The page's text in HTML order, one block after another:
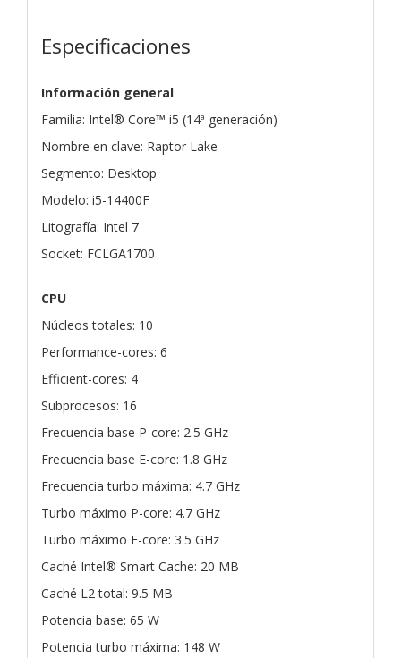
Especificaciones
Información general
Familia: Intel® Core™ i5 (14ª generación)
Nombre en clave: Raptor Lake
Segmento: Desktop
Modelo: i5-14400F
Litografía: Intel 7
Socket: FCLGA1700
CPU
Núcleos totales: 10
Performance-cores: 6
Efficient-cores: 4
Subprocesos: 16
Frecuencia base P-core: 2.5 GHz
Frecuencia base E-core: 1.8 GHz
Frecuencia turbo máxima: 4.7 GHz
Turbo máximo P-core: 4.7 GHz
Turbo máximo E-core: 3.5 GHz
Caché Intel® Smart Cache: 20 MB
Caché L2 total: 9.5 MB
Potencia base: 65 W
Potencia turbo máxima: 148 W